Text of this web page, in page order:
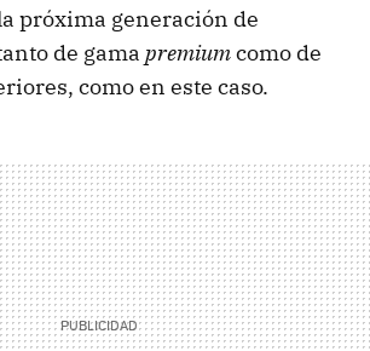
próxima generación de
de gama premiumcomo de
como en este caso.